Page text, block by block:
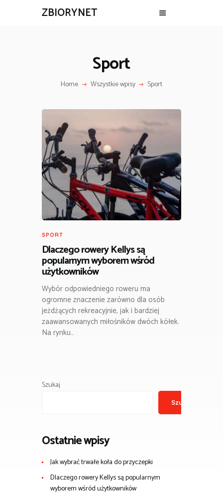
ZBIORYNET
Sport
Home Wszystkie wpisy Sport
SPORT
Dlaczego rowery Kellys są
popularnym wyborem wśród
użytkowników
Wybór odpowiedniego roweru ma
ogromne znaczenie zarówno dla osób
jeżdżących rekreacyjnie, jak i bardziej
zaawansowanych miłośników dwóch kółek.
Na rynku…
Szukaj
Szukaj
Ostatnie wpisy
Jak wybrać trwałe koła do przyczepki
Dlaczego rowery Kellys są popularnym
wyborem wśród użytkowników